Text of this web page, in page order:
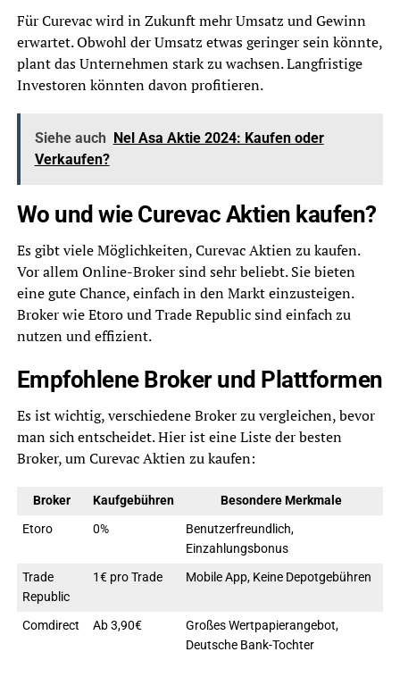
Für Curevac wird in Zukunft mehr Umsatz und Gewinn
erwartet. Obwohl der Umsatz etwas geringer sein könnte,
plant das Unternehmen stark zu wachsen. Langfristige
Investoren könnten davon profitieren.
Siehe auch Nel Asa Aktie 2024: Kaufen oder
Verkaufen?
Wo und wie Curevac Aktien kaufen?
Es gibt viele Möglichkeiten, Curevac Aktien zu kaufen.
Vor allem Online-Broker sind sehr beliebt. Sie bieten
eine gute Chance, einfach in den Markt einzusteigen.
Broker wie Etoro und Trade Republic sind einfach zu
nutzen und effizient.
Empfohlene Broker und Plattformen
Es ist wichtig, verschiedene Broker zu vergleichen, bevor
man sich entscheidet. Hier ist eine Liste der besten
Broker, um Curevac Aktien zu kaufen:
Broker Kaufgebühren
Besondere Merkmale
Etoro
0%
Benutzerfreundlich,
Einzahlungsbonus
Trade
Republic
1€ pro Trade Mobile App, Keine Depotgebühren
Comdirect Ab 3,90€
Großes Wertpapierangebot,
Deutsche Bank-Tochter